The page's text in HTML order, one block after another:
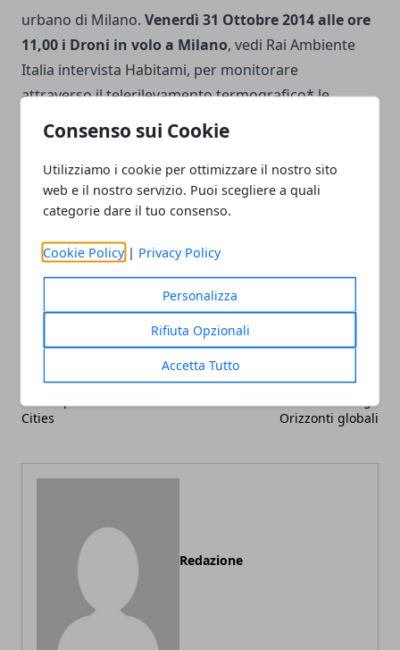
Consenso sui Cookie
Utilizziamo i cookie per ottimizzare il nostro sito
web e il nostro servizio. Puoi scegliere a quali
categorie dare il tuo consenso.
Cookie Policy | Privacy Policy
Personalizza
Rifiuta Opzionali
Accetta Tutto
urbano di Milano. Venerdì 31 Ottobre 2014 alle ore
11,00 i Droni in volo a Milano, vedi ‪Rai Ambiente
Italia intervista Habitami‬, per monitorare
attraverso il telerilevamento termografico* le
inefficienze energetiche del Condominio di via
Facebook
TwitterWhatsapp
Ecomondo, il Museo del
Riciclo presenta le WEEE
Cities
INVIDEO: la XXIV edizione
mette in scena gli
Orizzonti globali
Redazione